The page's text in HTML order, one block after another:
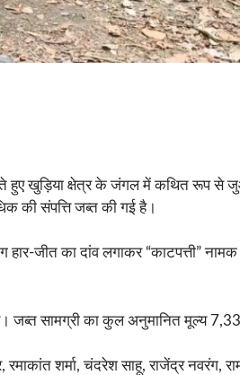
हुए खुड़िया क्षेत्र के जंगल में कथित रूप से
की संपत्ति जब्त की गई है।
हार-जीत का दांव लगाकर “काटपत्ती”
सामग्री का कुल अनुमानित मूल्य
शर्मा, चंदरेश साहू, राजेंद्र नवरंग,